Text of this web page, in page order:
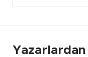
Yazarlardan